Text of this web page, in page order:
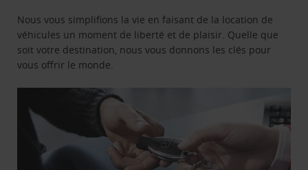
Nous vous simplifions la vie en faisant de la location de
véhicules un moment de liberté et de plaisir. Quelle que
soit votre destination, nous vous donnons les clés pour
vous offrir le monde.